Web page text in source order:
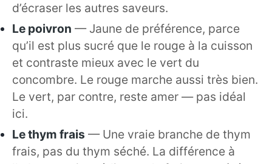
d’écraser les autres saveurs.
Le poivron — Jaune de préférence, parce
qu’il est plus sucré que le rouge à la cuisson
et contraste mieux avec le vert du
concombre. Le rouge marche aussi très bien.
Le vert, par contre, reste amer — pas idéal
ici.
Le thym frais — Une vraie branche de thym
frais, pas du thym séché. La différence à